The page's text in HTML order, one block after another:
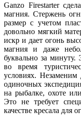
Ganzo Firestarter
магния. Стержень
размер с учетом
довольно мягкий
искр и дает огонь
магния и даже
буквально за минуту.
во время
условиях.
одиночных
на рыбалке, охоте
Это не требует
качестве кресала для